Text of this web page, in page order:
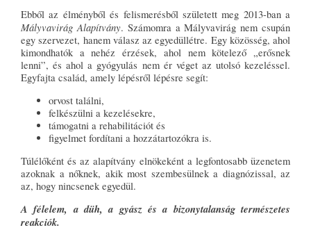
Ebből az élményből és felismerésből született meg 2013-ban a
Mályvavirág Alapítvány. Számomra a Mályvavirág nem csupán
egy szervezet, hanem válasz az egyedüllétre. Egy közösség, ahol
kimondhatók a nehéz érzések, ahol nem kötelező „erősnek
lenni”, és ahol a gyógyulás nem ér véget az utolsó kezeléssel.
Egyfajta család, amely lépésről lépésre segít:
orvost találni,
felkészülni a kezelésekre,
támogatni a rehabilitációt és
figyelmet fordítani a hozzátartozókra is.
Túlélőként és az alapítvány elnökeként a legfontosabb üzenetem
azoknak a nőknek, akik most szembesülnek a diagnózissal, az
az, hogy nincsenek egyedül.
A félelem, a düh, a gyász és a bizonytalanság természetes
reakciók.